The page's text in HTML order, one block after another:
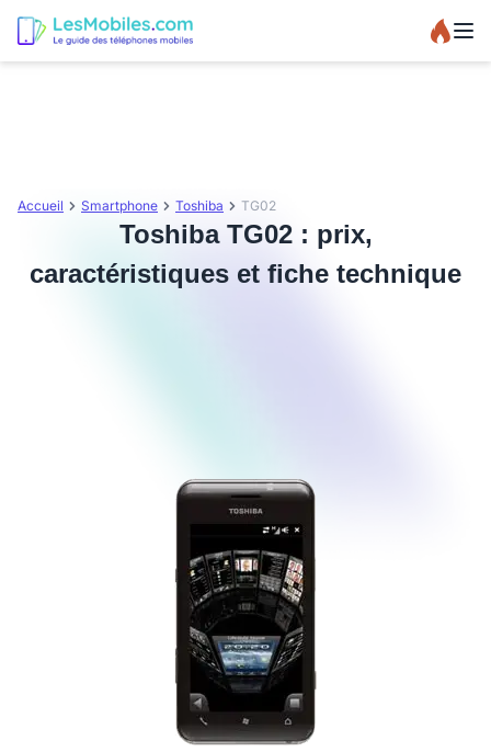
Accueil Smartphone Toshiba TG02
Toshiba TG02 : prix,
caractéristiques et fiche technique